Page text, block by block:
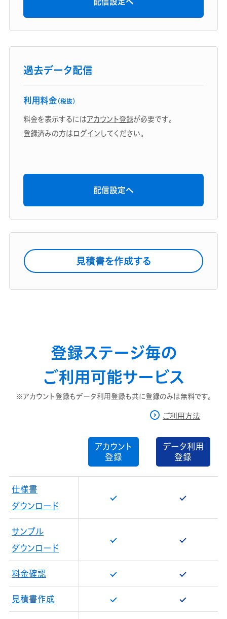
過去データ配信
利用料金 （税抜）
料金を表示するにはアカウント登録が必要です。
登録済みの方はログインしてください。
配信設定へ
見積書を作成する
登録ステージ毎の
ご利用可能サービス
※アカウント登録もデータ利用登録も共に登録のみは無料です。
ご利用方法
アカウント
登録
データ利用
登録
仕様書
ダウンロード
サンプル
ダウンロード
料金確認
見積書作成